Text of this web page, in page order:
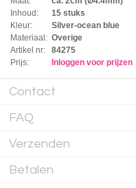
Inhoud:
15 stuks
Kleur:
Silver-ocean blue
Materiaal: Overige
Artikel nr:
84275
Prijs:
Inloggen voor prijzen
Contact
FAQ
Verzenden
Betalen